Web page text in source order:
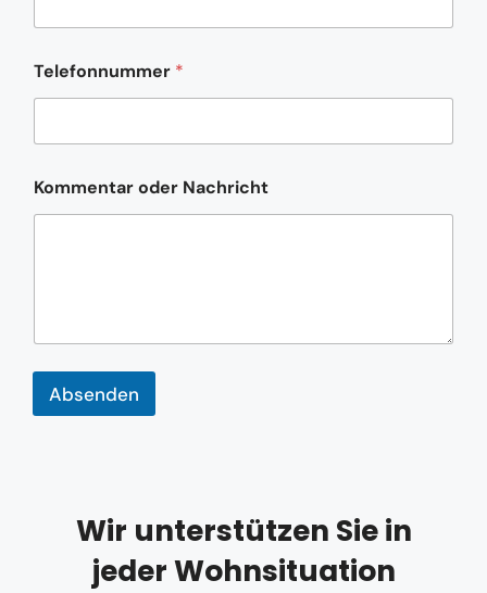
-
d
o
d
Telefonnummer *
Kommentar oder Nachricht
Absenden
Wir unterstützen Sie in
jeder Wohnsituation